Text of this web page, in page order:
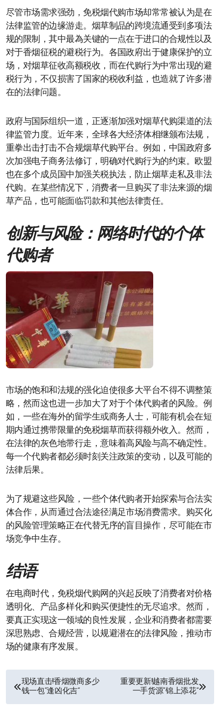
尽管市场需求强劲，免税烟代购市场却常常被认为是在
法律监管的边缘游走。烟草制品的跨境流通受到多项法
规的限制，其中最為关键的一点在于进口的合规性以及
对于香烟征税的避税行为。各国政府出于健康保护的立
场，对烟草征收高额税收，而在代购行为中常出现的避
税行为，不仅损害了国家的税收利益，也造就了许多潜
在的法律问题。
政府与国际组织一道，正逐渐加强对烟草代购渠道的法
律监管力度。近年来，全球各大经济体相继颁布法规，
重拳出击打击不合规烟草代购平台。例如，中国政府多
次加强电子商务法修订，明确对代购行为的约束。欧盟
也在多个成员国中加强关税执法，防止烟草走私及非法
代购。在某些情况下，消费者一旦购买了非法来源的烟
草产品，也可能面临罚款和其他法律责任。
创新与风险：网络时代的个体
代购者
市场的饱和和法规的强化迫使很多大平台不得不调整策
略，然而这也进一步加大了对于个体代购者的风险。例
如，一些在海外的留学生或商务人士，可能有机会在短
期内通过携带限量的免税烟草而获得额外收入。然而，
在法律的灰色地带行走，意味着高风险与高不确定性。
每一个代购者都必须时刻关注政策的变动，以及可能的
法律后果。
为了规避这些风险，一些个体代购者开始探索与合法实
体合作，从而通过合法途径满足市场消费需求。购买化
的风险管理策略正在代替无序的盲目操作，尽可能在市
场竞争中生存。
结语
在电商时代，免税烟代购网的兴起反映了消费者对价格
透明化、产品多样化和购买便捷性的无尽追求。然而，
要真正实现这一领域的良性发展，企业和消费者都需要
深思熟虑、合规经营，以规避潜在的法律风险，推动市
场的健康有序发展。
文
章
现场直击!香烟微商多少
钱一包“逢凶化吉”
重要更新!越南香烟批发
一手货源“锦上添花”